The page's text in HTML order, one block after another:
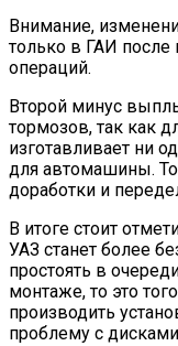
Внимание,
только в ГАИ
операций.
Второй минус
тормозов, так как
изготавливает ни
для автомашины.
доработки и
В итоге стоит
УАЗ станет более
простоять в
монтаже, то это
производить
проблему с